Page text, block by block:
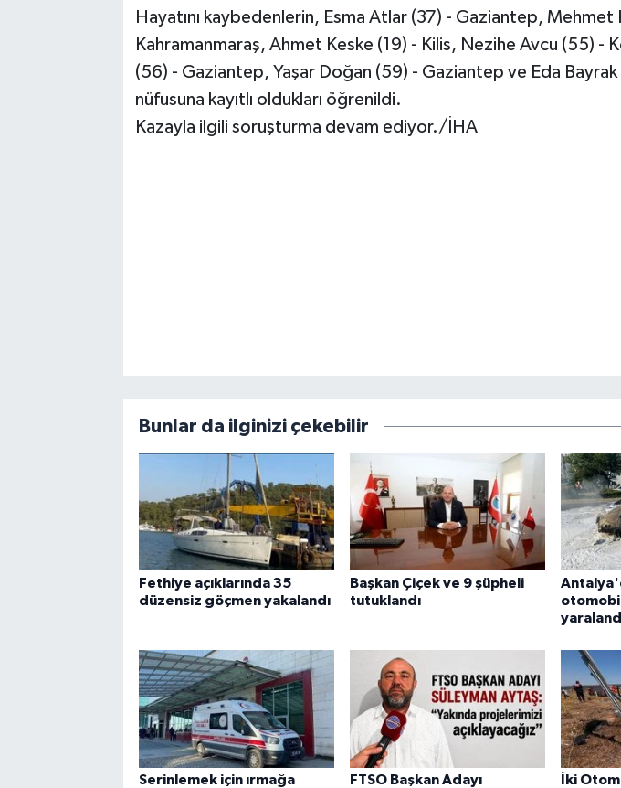
Hayatını kaybedenlerin, Esma Atlar (37) - Gaziantep, Mehmet
Kahramanmaraş, Ahmet Keske (19) - Kilis, Nezihe Avcu (55) -
(56) - Gaziantep, Yaşar Doğan (59) - Gaziantep ve Eda
nüfusuna kayıtlı oldukları öğrenildi.
Kazayla ilgili soruşturma devam ediyor./İHA
Bunlar da ilginizi çekebilir
Fethiye açıklarında 35
düzensiz göçmen yakalandı
Başkan Çiçek ve 9 şüpheli
tutuklandı
Serinlemek için ırmağa
FTSO Başkan Adayı
İki